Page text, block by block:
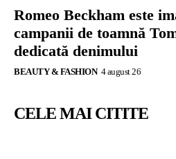
Romeo Beckham este
campanii de toamnă
dedicată denimului
BEAUTY & FASHION 4 august 26
CELE MAI CITITE